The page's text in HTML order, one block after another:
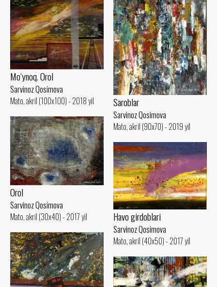
Mo‘ynoq. Orol
Sarvinoz Qosimova
Mato, akril (100x100) - 2018 yil
Saroblar
Sarvinoz Qosimova
Mato, akril (90x70) - 2019 yil
Orol
Sarvinoz Qosimova
Mato, akril (30x40) - 2017 yil
Havo girdoblari
Sarvinoz Qosimova
Mato, akril (40x50) - 2017 yil